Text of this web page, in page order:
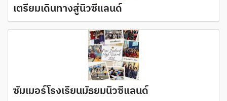
เตรียมเดินทางสู่นิวซีแลนด์
ซัมเมอร์โรงเรียนมัธยมนิวซีแลนด์